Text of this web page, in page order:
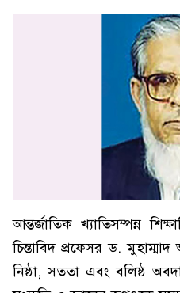
আন্তর্জাতিক খ্যাতিসম্পন্ন
চিন্তাবিদ প্রফেসর ড.
নিষ্ঠা, সততা এবং বলিষ্ঠ